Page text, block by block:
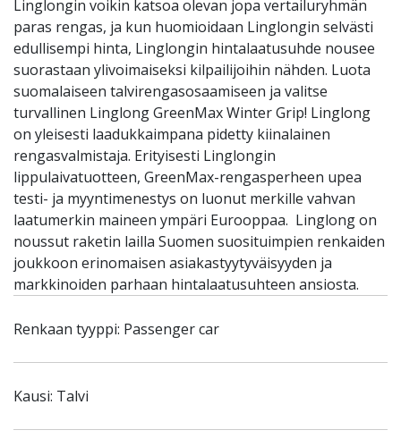
Linglongin voikin katsoa olevan jopa vertailuryhmän
paras rengas, ja kun huomioidaan Linglongin selvästi
edullisempi hinta, Linglongin hintalaatusuhde nousee
suorastaan ylivoimaiseksi kilpailijoihin nähden. Luota
suomalaiseen talvirengasosaamiseen ja valitse
turvallinen Linglong GreenMax Winter Grip! Linglong
on yleisesti laadukkaimpana pidetty kiinalainen
rengasvalmistaja. Erityisesti Linglongin
lippulaivatuotteen, GreenMax-rengasperheen upea
testi- ja myyntimenestys on luonut merkille vahvan
laatumerkin maineen ympäri Eurooppaa. Linglong on
noussut raketin lailla Suomen suosituimpien renkaiden
joukkoon erinomaisen asiakastyytyväisyyden ja
markkinoiden parhaan hintalaatusuhteen ansiosta.
Renkaan tyyppi: Passenger car
Kausi: Talvi